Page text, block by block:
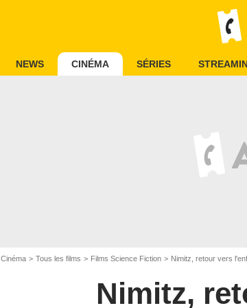
NEWS CINÉMA SÉRIES
Cinéma Tous les films Films Science Fiction Nimitz, retour vers
Nimitz,